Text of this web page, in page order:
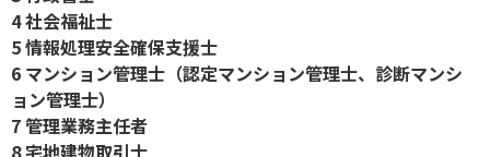
4 社会福祉士
5 情報処理安全確保支援士
6 マンション管理士（認定マンション管理士、診断マンシ
ョン管理士）
7 管理業務主任者
8 宅地建物取引士